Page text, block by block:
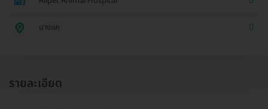
บางแค
รายละเอียด